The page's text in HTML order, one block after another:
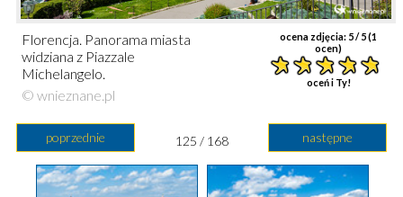
ocena zdjęcia: 5/ 5 (1
ocen)
oceń i Ty!
Florencja. Panorama miasta
widziana z Piazzale
Michelangelo.
© wnieznane.pl
poprzednie następne
125 / 168